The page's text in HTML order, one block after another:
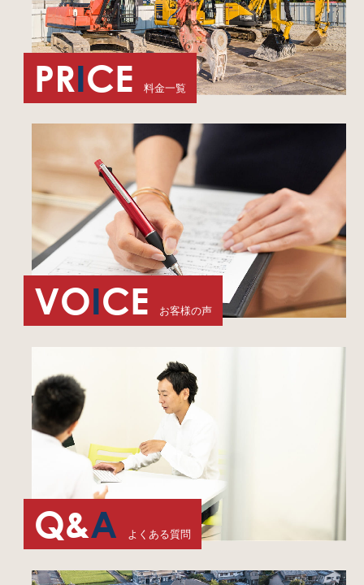
PRICE 料金一覧
VOICE お客様の声
Q&A よくある質問